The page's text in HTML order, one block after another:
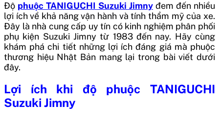
Độ phuộc TANIGUCHI Suzuki Jimny đem đến nhiều
lợi ích về khả năng vận hành và tính thẩm mỹ của xe.
Đây là nhà cung cấp uy tín có kinh nghiệm phân phối
phụ kiện Suzuki Jimny từ 1983 đến nay. Hãy cùng
khám phá chi tiết những lợi ích đáng giá mà phuộc
thương hiệu Nhật Bản mang lại trong bài viết dưới
đây.
Lợi ích khi độ phuộc TANIGUCHI
Suzuki Jimny